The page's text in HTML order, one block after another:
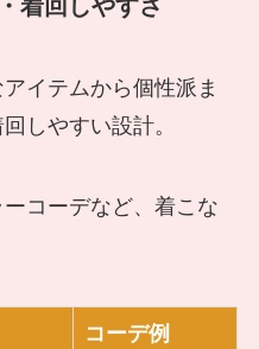
着回しやすさ
イテムから個性派ま
しやすい設計。
コーデなど、着こな
コーデ例